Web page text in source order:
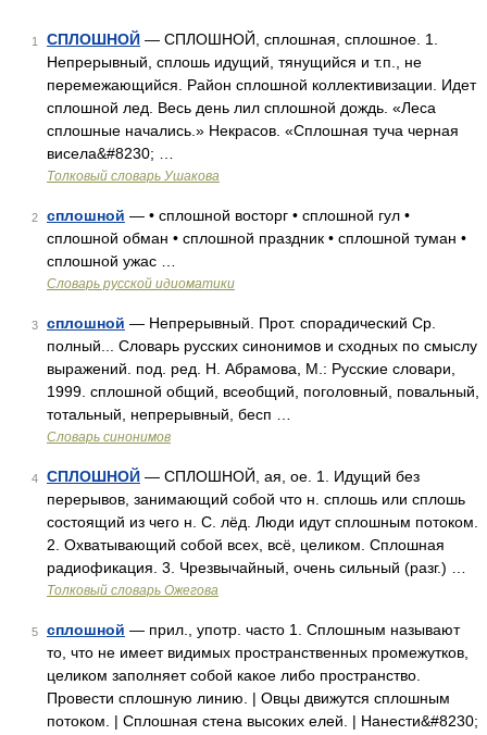
1 СПЛОШНОЙ — СПЛОШНОЙ, сплошная, сплошное. 1.
Непрерывный, сплошь идущий, тянущийся и т.п., не
перемежающийся. Район сплошной коллективизации. Идет
сплошной лед. Весь день лил сплошной дождь. «Леса
сплошные начались.» Некрасов. «Сплошная туча черная
висела&#8230; …
Толковый словарь Ушакова
2 сплошной — • сплошной восторг • сплошной гул •
сплошной обман • сплошной праздник • сплошной туман •
сплошной ужас …
Словарь русской идиоматики
3 сплошной — Непрерывный. Прот. спорадический Ср.
полный... Словарь русских синонимов и сходных по смыслу
выражений. под. ред. Н. Абрамова, М.: Русские словари,
1999. сплошной общий, всеобщий, поголовный, повальный,
тотальный, непрерывный, бесп …
Словарь синонимов
4 СПЛОШНОЙ — СПЛОШНОЙ, ая, ое. 1. Идущий без
перерывов, занимающий собой что н. сплошь или сплошь
состоящий из чего н. С. лёд. Люди идут сплошным потоком.
2. Охватывающий собой всех, всё, целиком. Сплошная
радиофикация. 3. Чрезвычайный, очень сильный (разг.) …
Толковый словарь Ожегова
5 сплошной — прил., употр. часто 1. Сплошным называют
то, что не имеет видимых пространственных промежутков,
целиком заполняет собой какое либо пространство.
Провести сплошную линию. | Овцы движутся сплошным
потоком. | Сплошная стена высоких елей. | Нанести&#8230;